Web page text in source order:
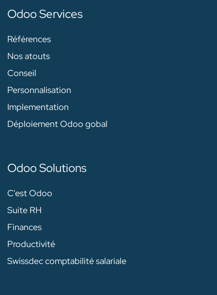
Odoo Services
Références
Nos atouts
Conseil
Personnalisation
Implementation
Déploiement Odoo gobal
Odoo Solutions
C'est Odoo
Suite RH
Finances
Productivité
Swissdec comptabilité salariale